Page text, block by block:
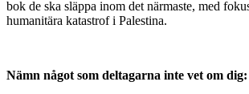
bok de ska släppa inom det närmaste, med
humanitära katastrof i Palestina.
Nämn något som deltagarna inte vet om dig: